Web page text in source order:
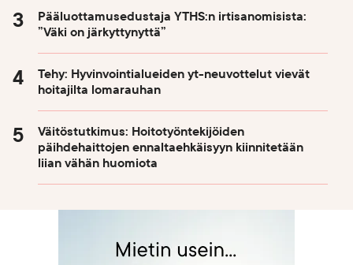
Pääluottamusedustaja YTHS:n irtisanomisista:
”Väki on järkyttynyttä”
Tehy: Hyvinvointialueiden yt-neuvottelut vievät
hoitajilta lomarauhan
Väitöstutkimus: Hoitotyöntekijöiden
päihdehaittojen ennaltaehkäisyyn kiinnitetään
liian vähän huomiota